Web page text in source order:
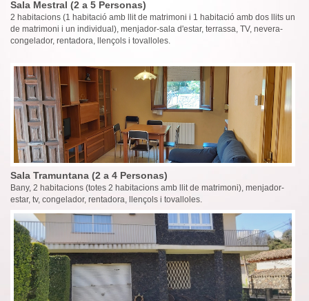
Sala Mestral (2 a 5 Personas)
2 habitacions (1 habitació amb llit de matrimoni i 1 habitació amb dos llits un
de matrimoni i un individual), menjador-sala d'estar, terrassa, TV, nevera-
congelador, rentadora, llençols i tovalloles.
Sala Tramuntana (2 a 4 Personas)
Bany, 2 habitacions (totes 2 habitacions amb llit de matrimoni), menjador-
estar, tv, congelador, rentadora, llençols i tovalloles.